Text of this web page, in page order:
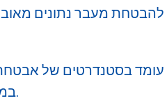
במדינות המקנות הגנה הולמת על הפרטיות (ישראל, ארה"ב או האיחוד האירופי).